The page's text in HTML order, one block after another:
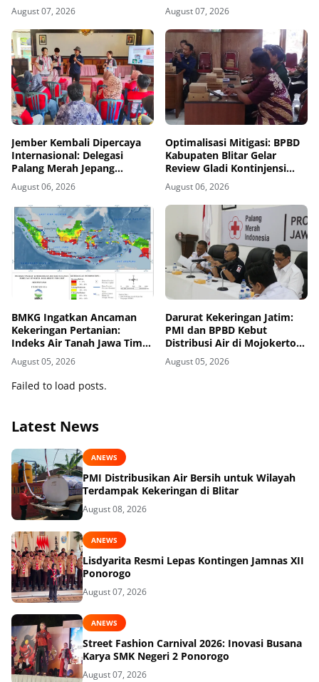
August 07, 2026 August 07, 2026
Jember Kembali Dipercaya
Internasional: Delegasi
Palang Merah Jepang
Perkuat Kesiapsiagaan
Bencana di Kawasan Pesisir
dan Sekolah
August 06, 2026
Optimalisasi Mitigasi: BPBD
Kabupaten Blitar Gelar
Review Gladi Kontinjensi
Erupsi Gunung Kelud
August 06, 2026
BMKG Ingatkan Ancaman
Kekeringan Pertanian:
Indeks Air Tanah Jawa Timur
Agustus 2026 Masuk
Kategori Kurang
August 05, 2026
Darurat Kekeringan Jatim:
PMI dan BPBD Kebut
Distribusi Air di Mojokerto-
Pasuruan
August 05, 2026
Failed to load posts.
Latest News
ANEWS
PMI Distribusikan Air Bersih untuk Wilayah
Terdampak Kekeringan di Blitar
August 08, 2026
ANEWS
Lisdyarita Resmi Lepas Kontingen Jamnas XII
Ponorogo
August 07, 2026
ANEWS
Street Fashion Carnival 2026: Inovasi Busana
Karya SMK Negeri 2 Ponorogo
August 07, 2026